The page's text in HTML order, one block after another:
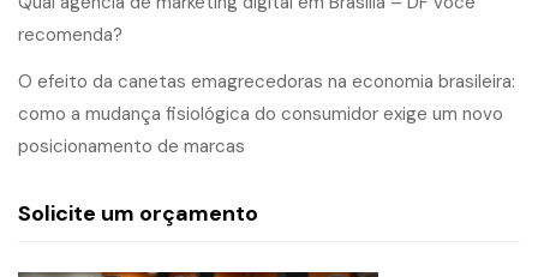
recomenda?
O efeito da canetas emagrecedoras na economia brasileira:
como a mudança fisiológica do consumidor exige um novo
posicionamento de marcas
Solicite um orçamento